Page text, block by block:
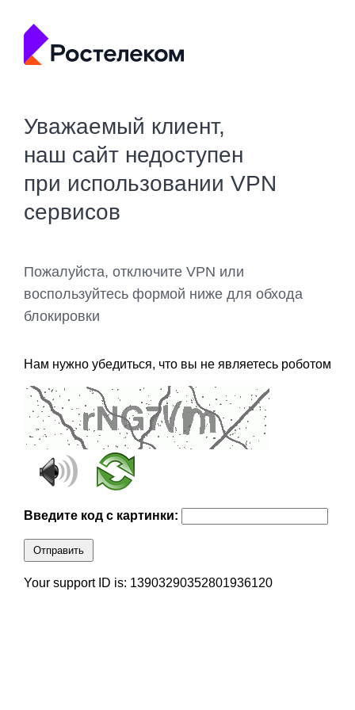
Уважаемый клиент,
наш сайт недоступен
при использовании VPN
сервисов
Пожалуйста, отключите VPN или
воспользуйтесь формой ниже для обхода
блокировки
Нам нужно убедиться, что вы не являетесь роботом
Введите код с картинки:
Отправить
Your support ID is: 13903290352801936120